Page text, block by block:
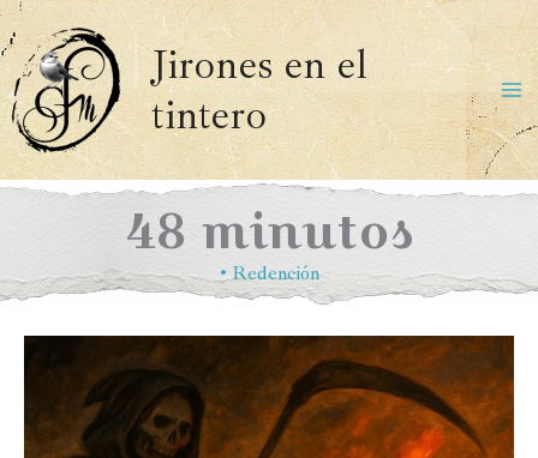
Ir
al
contenido
Jirones en el
tintero
48 minutos
•Redención